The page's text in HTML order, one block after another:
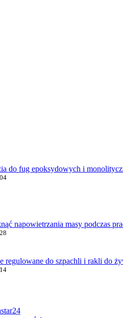
do fug epoksydowych i
napowietrzania masy podczas
regulowane do szpachli i rakli do